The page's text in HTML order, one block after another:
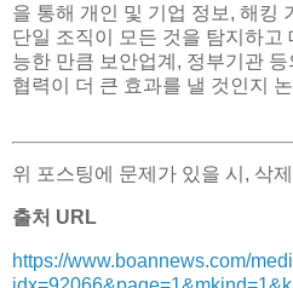
을 통해 개인 및 기업 정보, 해킹
단일 조직이 모든 것을 탐지하고
능한 만큼 보안업계, 정부기관
협력이 더 큰 효과를 낼 것인지
위 포스팅에 문제가 있을 시, 삭
출처 URL
https://www.boannews.com/